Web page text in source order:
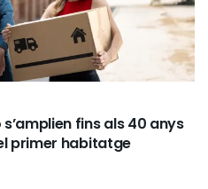
fins als 40 anys
primer habitatge